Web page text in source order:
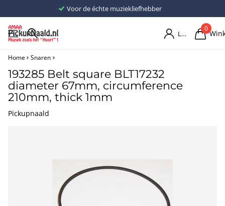
Voor de échte muziekliefhebber
Login
0
Home Snaren
193285 Belt square BLT17232
diameter 67mm, circumference
210mm, thick 1mm
Pickupnaald